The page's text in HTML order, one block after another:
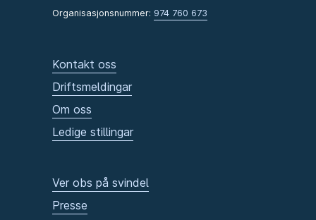
Organisasjonsnummer: 974 760 673
Kontakt oss
Driftsmeldingar
Om oss
Ledige stillingar
Ver obs på svindel
Presse